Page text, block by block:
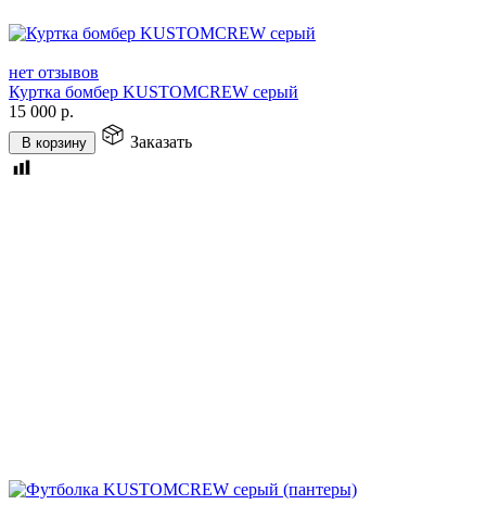
нет отзывов
Куртка бомбер KUSTOMCREW серый
15 000 р.
В корзину Заказать